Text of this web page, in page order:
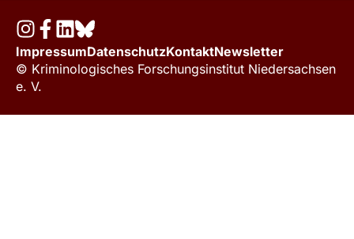
ImpressumDatenschutzKontaktNewsletter
© Kriminologisches Forschungsinstitut Niedersachsen
e. V.